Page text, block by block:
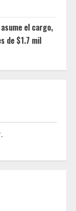
el cargo,
de $1.7 mil